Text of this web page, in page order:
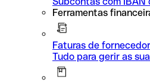
Ferramentas
Faturas de
Tudo para gerir as